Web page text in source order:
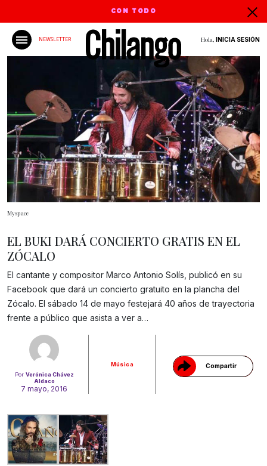
CON TODO
NEWSLETTER Hola, INICIA SESIÓN
Myspace
Por Verónica Chávez
Aldaco
7 mayo, 2016
Música Compartir
Gracias!
EL BUKI DARÁ CONCIERTO GRATIS EN EL
ZÓCALO
El cantante y compositor Marco Antonio Solís, publicó en su
Facebook que dará un concierto gratuito en la plancha del
Zócalo. El sábado 14 de mayo festejará 40 años de trayectoria
frente a público que asista a ver a…